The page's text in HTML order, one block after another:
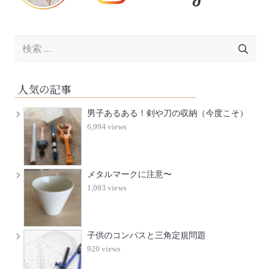
人気の記事
男子あるある！剣や刀の収納（今度こそ）
6,994 views
メタルマークに注意〜
1,083 views
子供のコンパスと三角定規問題
920 views